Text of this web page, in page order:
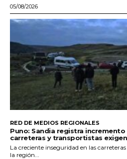
05/08/2026
RED DE MEDIOS REGIONALES
Puno: Sandia registra
carreteras y transportistas
La creciente inseguridad en las
la región...